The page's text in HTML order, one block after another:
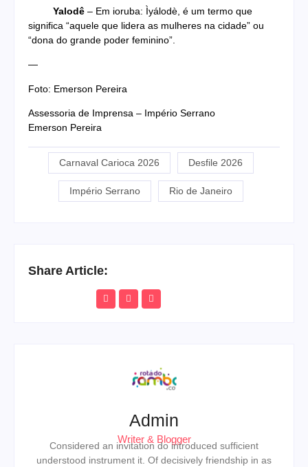
Yalodê – Em ioruba: Ìyálodè, é um termo que
significa “aquele que lidera as mulheres na cidade” ou
“dona do grande poder feminino”.
—
Foto: Emerson Pereira
Assessoria de Imprensa – Império Serrano
Emerson Pereira
Carnaval Carioca 2026 Desfile 2026
Império Serrano Rio de Janeiro
Share Article:
Admin
Writer & Blogger
Considered an invitation do introduced sufficient
understood instrument it. Of decisively friendship in as